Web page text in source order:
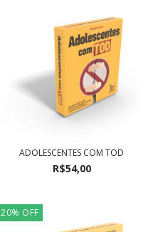
ADOLESCENTES COM TOD
R$54,00
20% OFF